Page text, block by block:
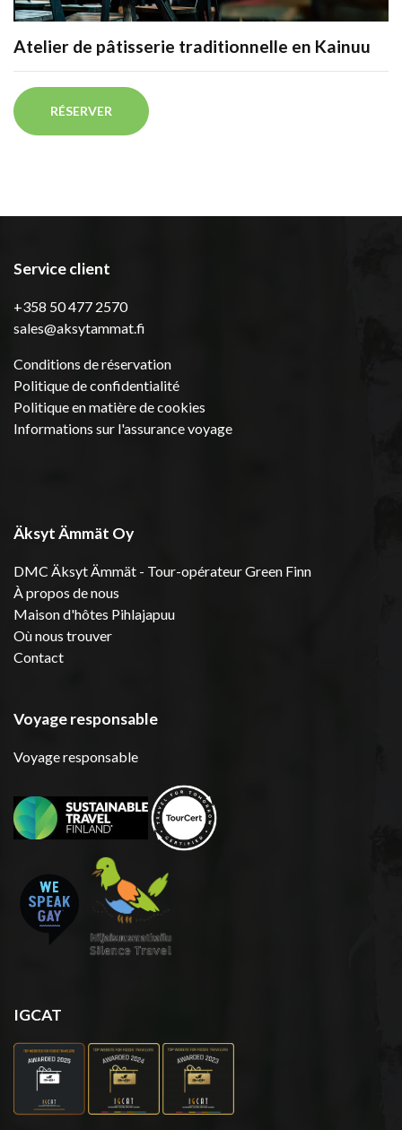
Atelier de pâtisserie traditionnelle en Kainuu
RÉSERVER
Service client
+358 50 477 2570
sales@aksytammat.fi
Conditions de réservation
Politique de confidentialité
Politique en matière de cookies
Informations sur l'assurance voyage
Äksyt Ämmät Oy
DMC Äksyt Ämmät - Tour-opérateur Green Finn
À propos de nous
Maison d'hôtes Pihlajapuu
Où nous trouver
Contact
Voyage responsable
Voyage responsable
IGCAT